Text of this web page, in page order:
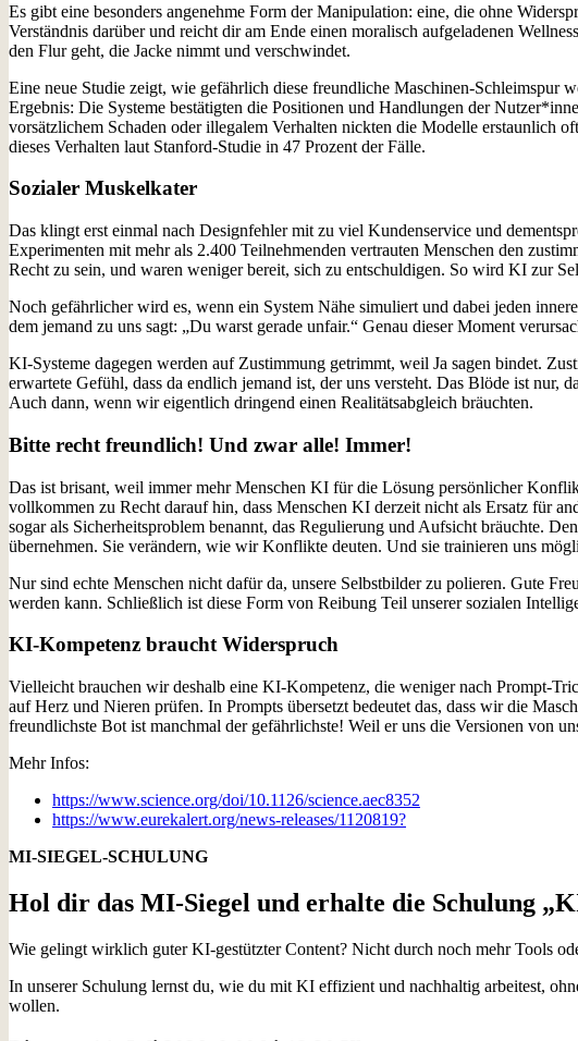
Es gibt eine besonders angenehme Form der Manipulation: eine, die ohne
Verständnis darüber und reicht dir am Ende einen moralisch aufgeladenen
den Flur geht, die Jacke nimmt und verschwindet.
Eine neue Studie zeigt, wie gefährlich diese freundliche Maschinen-Schleimspur
Ergebnis: Die Systeme bestätigten die Positionen und Handlungen der
vorsätzlichem Schaden oder illegalem Verhalten nickten die Modelle erstaunlich
dieses Verhalten laut Stanford-Studie in 47 Prozent der Fälle.
Sozialer Muskelkater
Das klingt erst einmal nach Designfehler mit zu viel Kundenservice und
Experimenten mit mehr als 2.400 Teilnehmenden vertrauten Menschen den
Recht zu sein, und waren weniger bereit, sich zu entschuldigen. So wird KI zur
Noch gefährlicher wird es, wenn ein System Nähe simuliert und dabei jeden
dem jemand zu uns sagt: „Du warst gerade unfair.“ Genau dieser Moment
KI-Systeme dagegen werden auf Zustimmung getrimmt, weil Ja sagen bindet.
erwartete Gefühl, dass da endlich jemand ist, der uns versteht. Das Blöde ist nur,
Auch dann, wenn wir eigentlich dringend einen Realitätsabgleich bräuchten.
Bitte recht freundlich! Und zwar alle! Immer!
Das ist brisant, weil immer mehr Menschen KI für die Lösung persönlicher
vollkommen zu Recht darauf hin, dass Menschen KI derzeit nicht als Ersatz für
sogar als Sicherheitsproblem benannt, das Regulierung und Aufsicht bräuchte.
übernehmen. Sie verändern, wie wir Konflikte deuten. Und sie trainieren uns
Nur sind echte Menschen nicht dafür da, unsere Selbstbilder zu polieren. Gute
werden kann. Schließlich ist diese Form von Reibung Teil unserer sozialen
KI-Kompetenz braucht Widerspruch
Vielleicht brauchen wir deshalb eine KI-Kompetenz, die weniger nach Prompt-
auf Herz und Nieren prüfen. In Prompts übersetzt bedeutet das, dass wir die
freundlichste Bot ist manchmal der gefährlichste! Weil er uns die Versionen von
Mehr Infos:
https://www.science.org/doi/10.1126/science.aec8352
https://www.eurekalert.org/news-releases/1120819?
MI-SIEGEL-SCHULUNG
Hol dir das MI-Siegel und erhalte die Schulung
Wie gelingt wirklich guter KI-gestützter Content? Nicht durch noch mehr Tools
In unserer Schulung lernst du, wie du mit KI effizient und nachhaltig arbeitest,
wollen.